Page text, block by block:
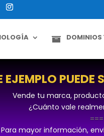
DOMINIOS
EJEMPLO
Vende tu marca,
¿Cuánto vale
Para mayor información,